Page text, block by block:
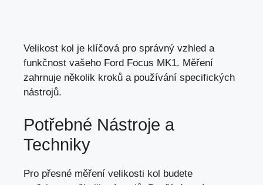
Velikost kol je klíčová pro správný vzhled a
funkčnost vašeho Ford Focus MK1. Měření
zahrnuje několik kroků a používání specifických
nástrojů.
Potřebné Nástroje a
Techniky
Pro přesné měření velikosti kol budete